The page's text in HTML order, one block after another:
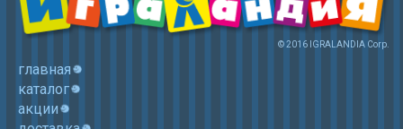
© 2016 IGRALANDIA Corp.
главная
каталог
акции